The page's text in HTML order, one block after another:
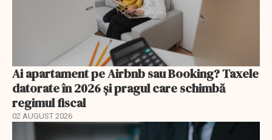
Ai apartament pe Airbnb sau Booking? Taxele
datorate în 2026 și pragul care schimbă
regimul fiscal
02 AUGUST 2026